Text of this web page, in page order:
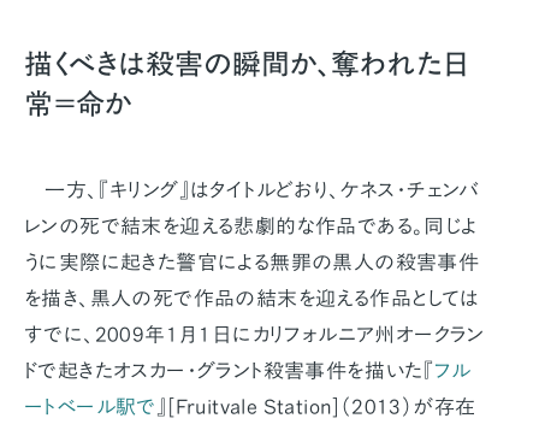
描くべきは殺害の瞬間か、奪われた日
常＝命か
一方、『キリング』はタイトルどおり、ケネス・チェンバ
レンの死で結末を迎える悲劇的な作品である。同じよ
うに実際に起きた警官による無罪の黒人の殺害事件
を描き、黒人の死で作品の結末を迎える作品としては
すでに、2009年1月1日にカリフォルニア州オークラン
ドで起きたオスカー・グラント殺害事件を描いた『フル
ートベール駅で
Fruitvale Station ]（2013）が存在